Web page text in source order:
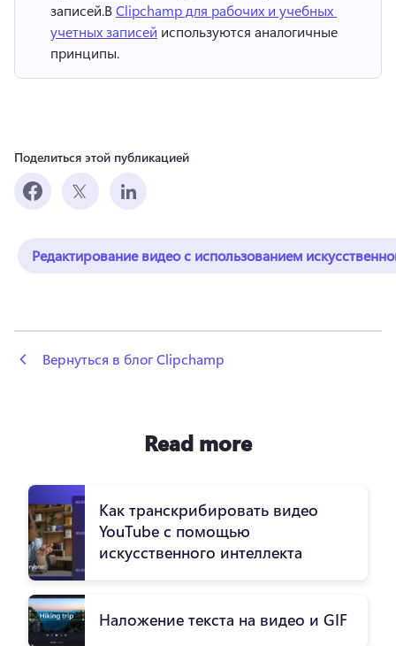
записей.В Clipchamp для рабочих и учебных
учетных записей используются аналогичные
принципы.
Поделиться этой публикацией
Редактирование видео с использованием
Вернуться в блог Clipchamp
Read more
Как транскрибировать видео
YouTube с помощью
искусственного интеллекта
Наложение текста на видео и GIF